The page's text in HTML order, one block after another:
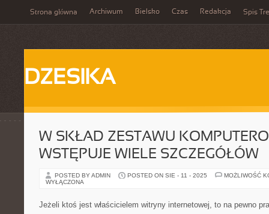
Strona główna Archiwum Bielsko Czas Redakcja Spis
DZESIKA
W SKŁAD ZESTAWU
WSTĘPUJE WIELE SZCZEGÓŁÓW
POSTED BY ADMIN POSTED ON SIE - 11 - 2025
MOŻLIWOŚĆ
WYŁĄCZONA
Jeżeli ktoś jest właścicielem witryny internetowej, to na pewno